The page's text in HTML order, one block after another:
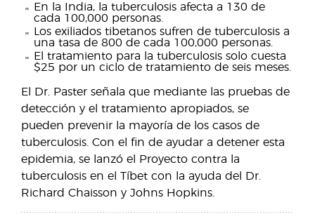
En la India, la tuberculosis afecta a 130 de
cada 100,000 personas.
Los exiliados tibetanos sufren de tuberculosis a
una tasa de 800 de cada 100,000 personas.
El tratamiento para la tuberculosis solo cuesta
$25 por un ciclo de tratamiento de seis meses.
El Dr. Paster señala que mediante las pruebas de
detección y el tratamiento apropiados, se
pueden prevenir la mayoría de los casos de
tuberculosis. Con el fin de ayudar a detener esta
epidemia, se lanzó el Proyecto contra la
tuberculosis en el Tíbet con la ayuda del Dr.
Richard Chaisson y Johns Hopkins.